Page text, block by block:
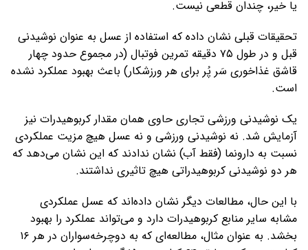
یا خیر، چندان قطعی نیست.
تحقیقات قبلی نشان داده که استفاده از عسل به عنوان نوشیدنی
قبل و در طول ۷۵ دقیقه تمرین فوتبال (در مجموع حدود چهار
قاشق غذاخوری سَر پُر برای هر ورزشکار) باعث بهبود عملکرد نشده
است.
یک نوشیدنی ورزشی تجاری حاوی همان مقدار کربوهیدرات نیز
آزمایش شد. نه نوشیدنی ورزشی و نه عسل هیچ مزیت عملکردی
نسبت به دارونما (فقط آب) نشان ندادند که این نشان می‌دهد که
هر دو نوشیدنی کربوهیدراتی هیچ تاثیری نداشتند.
با این حال، مطالعات دیگر نشان داده‌اند که عسل عملکردی
مشابه سایر منابع کربوهیدرات دارد و می‌تواند عملکرد را بهبود
بخشد. به عنوان مثال، مطالعه‌ای که به دوچرخه‌سواران در هر ۱۶